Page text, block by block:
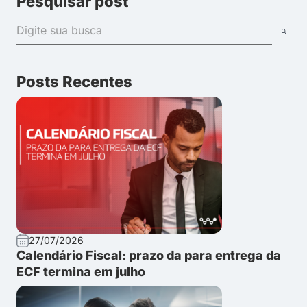
Posts Recentes
27/07/2026
Calendário Fiscal: prazo da para entrega da
ECF termina em julho